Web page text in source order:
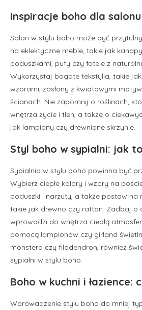
Inspiracje boho dla salonu
Salon w stylu boho może być
na eklektyczne meble, takie jak
poduszkami, pufy czy fotele z
Wykorzystaj bogate tekstylia, takie
wzorami, zasłony z kwiatowymi
ścianach. Nie zapomnij o roślinach,
wnętrza życie i tlen, a także o
jak lampiony czy drewniane skrzynie.
Styl boho w sypialni: jak
Sypialnia w stylu boho powinna być
Wybierz ciepłe kolory i wzory na
poduszki i narzuty, a także postaw na
takie jak drewno czy rattan. Zadbaj o
wprowadzi do wnętrza ciepłą
pomocą lampionów czy girland
monstera czy filodendron, również
sypialni w stylu boho.
Boho w kuchni i łazience:
Wprowadzenie stylu boho do mniej